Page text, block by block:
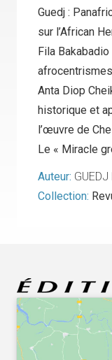
Guedj :
sur l’African
Fila
Anta Diop
historique et
l’œuvre de
Le « Miracle
Auteur:
Collection: